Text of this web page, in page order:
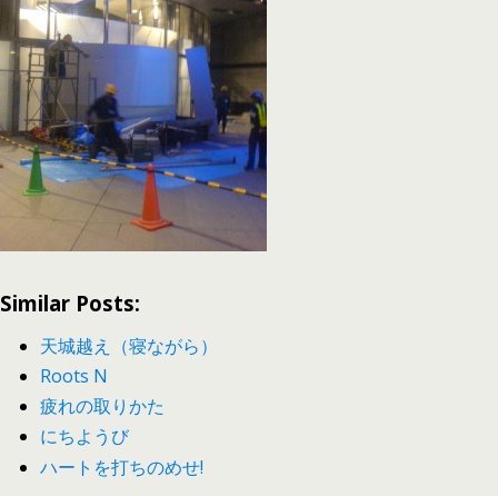
Similar Posts:
天城越え（寝ながら）
Roots N
疲れの取りかた
にちようび
ハートを打ちのめせ!